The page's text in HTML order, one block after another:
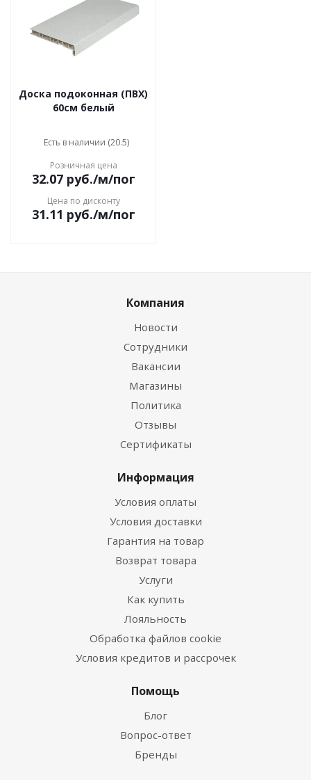
Доска подоконная (ПВХ)
60см белый
Есть в наличии (20.5)
Розничная цена
32.07руб./м/пог
Цена по дисконту
31.11 руб./м/пог
Компания
Новости
Сотрудники
Вакансии
Магазины
Политика
Отзывы
Сертификаты
Информация
Условия оплаты
Условия доставки
Гарантия на товар
Возврат товара
Услуги
Как купить
Лояльность
Обработка файлов cookie
Условия кредитов и рассрочек
Помощь
Блог
Вопрос-ответ
Бренды